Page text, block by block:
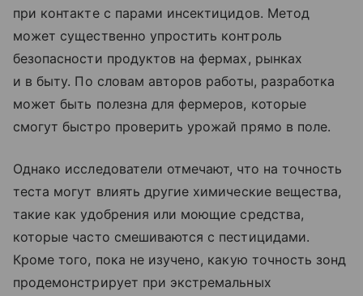
при контакте с парами инсектицидов. Метод
может существенно упростить контроль
безопасности продуктов на фермах, рынках
и в быту. По словам авторов работы, разработка
может быть полезна для фермеров, которые
смогут быстро проверить урожай прямо в поле.
Однако исследователи отмечают, что на точность
теста могут влиять другие химические вещества,
такие как удобрения или моющие средства,
которые часто смешиваются с пестицидами.
Кроме того, пока не изучено, какую точность зонд
продемонстрирует при экстремальных